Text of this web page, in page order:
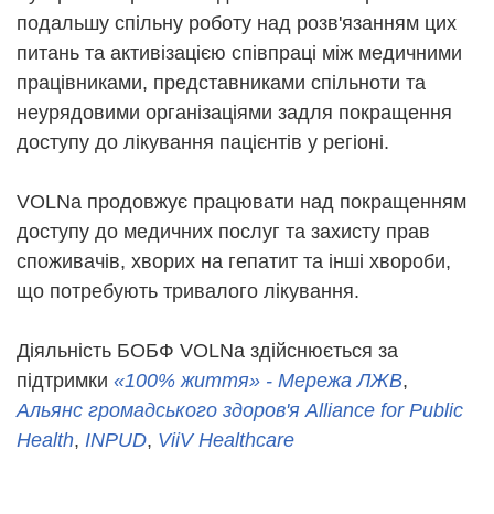
подальшу спільну роботу над розв'язанням цих
питань та активізацією співпраці між медичними
працівниками, представниками спільноти та
неурядовими організаціями задля покращення
доступу до лікування пацієнтів у регіоні.
VOLNa продовжує працювати над покращенням
доступу до медичних послуг та захисту прав
споживачів, хворих на гепатит та інші хвороби,
що потребують тривалого лікування.
Діяльність БОБФ VOLNa здійснюється за
підтримки «100% життя» - Мережа ЛЖВ,
Альянс громадського здоров'я Alliance for Public
Health, INPUD, ViiV Healthcare